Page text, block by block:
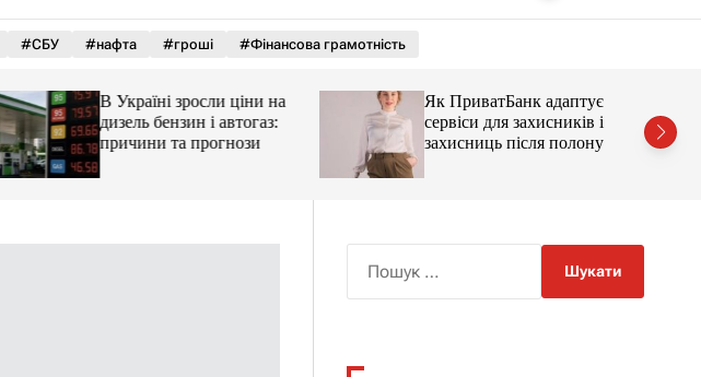
к
а
ч
р
о
#СБУ #нафта #гроші #Фінансова грамотність
В Україні зросли ціни на
дизель бензин і автогаз:
причини та прогнози
Як ПриватБанк адаптує
сервіси для захисників і
захисниць після полону
к